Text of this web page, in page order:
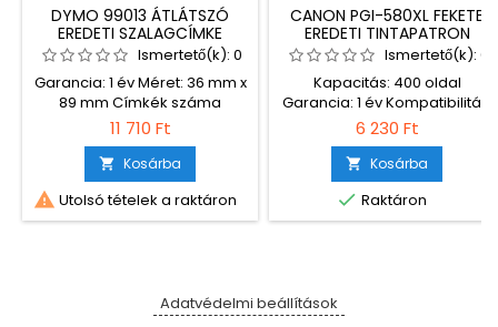
DYMO 99013 ÁTLÁTSZÓ
EREDETI SZALAGCÍMKE
CSOMAG (S0722410)
Ismertető(k): 0
Garancia: 1 év Méret: 36 mm x
89 mm Címkék száma
tekercsenként: 260
Kompatibilis nyomtatók:
Dymo LabelWriter 310 Dymo
LabelWriter 320 Dymo
LabelWriter 330 Turbo Dymo
LabelWriter 400 Dymo
Dymo LabelWriter 450 Dymo
LabelWriter 450 Duo Dymo
11 710 Ft
 Kosárba
 Utolsó tételek a raktáron
CANON PGI-580XL FEKETE
EREDETI TINTAPATRON
Ismertető(k): 0
Kapacitás: 400 oldal
Garancia: 1 év Kompatibilitás:
Canon Pixma TR7550 Canon
Pixma TR8550 Canon Pixma
TS6150 Canon Pixma TS6151
Canon Pixma TS8150 Canon
Pixma TS8151 Canon Pixma
TS8152 Canon Pixma TS9150
6 230 Ft
 Kosárba
 Raktáron
Adatvédelmi beállítások